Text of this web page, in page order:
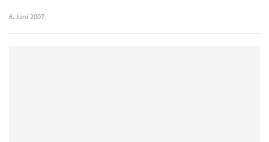
6. Juni 2007